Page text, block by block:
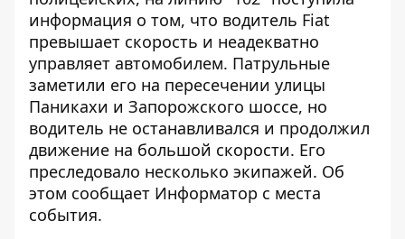
информация о том, что водитель Fiat
превышает скорость и неадекватно
управляет автомобилем. Патрульные
заметили его на пересечении улицы
Паникахи и Запорожского шоссе, но
водитель не останавливался и продолжил
движение на большой скорости. Его
преследовало несколько экипажей. Об
этом сообщает Информатор с места
события.